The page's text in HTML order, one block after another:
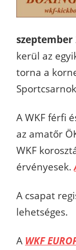
szeptember
kerül az
torna a
A WKF férfi
az amatőr
WKF
érvényesek.
A csapat
lehetséges.
A WKF